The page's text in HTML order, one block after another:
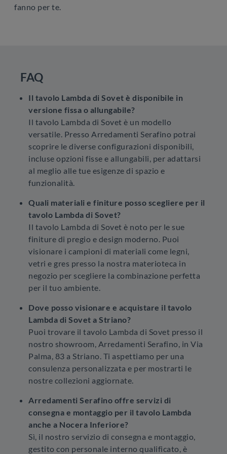
fanno per te.
FAQ
Il tavolo Lambda di Sovet è disponibile in
versione fissa o allungabile?
Il tavolo Lambda di Sovet è un modello
versatile. Presso Arredamenti Serafino potrai
scoprire le diverse configurazioni disponibili,
incluse opzioni fisse e allungabili, per adattarsi
al meglio alle tue esigenze di spazio e
funzionalità.
Quali materiali e finiture posso scegliere per il
tavolo Lambda di Sovet?
Il tavolo Lambda di Sovet è noto per le sue
finiture di pregio e design moderno. Puoi
visionare i campioni di materiali come legni,
vetri e gres presso la nostra materioteca in
negozio per scegliere la combinazione perfetta
per il tuo ambiente.
Dove posso visionare e acquistare il tavolo
Lambda di Sovet a Striano?
Puoi trovare il tavolo Lambda di Sovet presso il
nostro showroom, Arredamenti Serafino, in Via
Palma, 83 a Striano. Ti aspettiamo per una
consulenza personalizzata e per mostrarti le
nostre collezioni aggiornate.
Arredamenti Serafino offre servizi di
consegna e montaggio per il tavolo Lambda
anche a Nocera Inferiore?
Sì, il nostro servizio di consegna e montaggio,
gestito con personale interno qualificato, è